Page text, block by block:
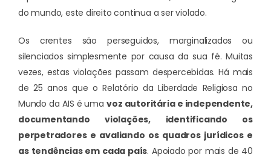
do mundo, este direito continua a ser violado.
Os crentes são perseguidos, marginalizados ou
silenciados simplesmente por causa da sua fé. Muitas
vezes, estas violações passam despercebidas. Há mais
de 25 anos que oRelatório da Liberdade Religiosa no
Mundo da AIS é umavoz autoritária e independente,
documentando violações, identificando os
perpetradores e avaliando os quadros jurídicos e
as tendências em cada país. Apoiado por mais de 40